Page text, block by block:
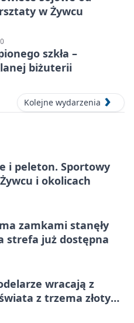
w Żywcu
szkła –
biżuterii
Kolejne wydarzenia
i peleton. Sportowy
i okolicach
zamkami stanęły
strefa już dostępna
wracają z
z trzema złotymi